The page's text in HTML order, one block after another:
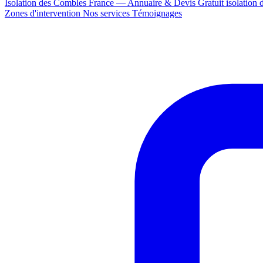
Isolation des Combles France — Annuaire & Devis Gratuit isolation
Zones d'intervention Nos services Témoignages